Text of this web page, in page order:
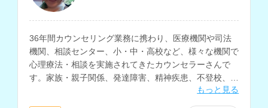
36年間カウンセリング業務に携わり、医療機関や司法
機関、相談センター、小・中・高校など、様々な機関で
心理療法・相談を実施されてきたカウンセラーさんで
す。家族・親子関係、発達障害、精神疾患、不登校、引
きこもり、育児など、多様な相談を経験されています。
もっと見る